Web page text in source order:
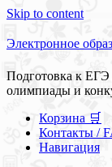
Skip to content
Электронное
Подготовка к
олимпиады и
Корзина 🛒
Контакты /
Навигация